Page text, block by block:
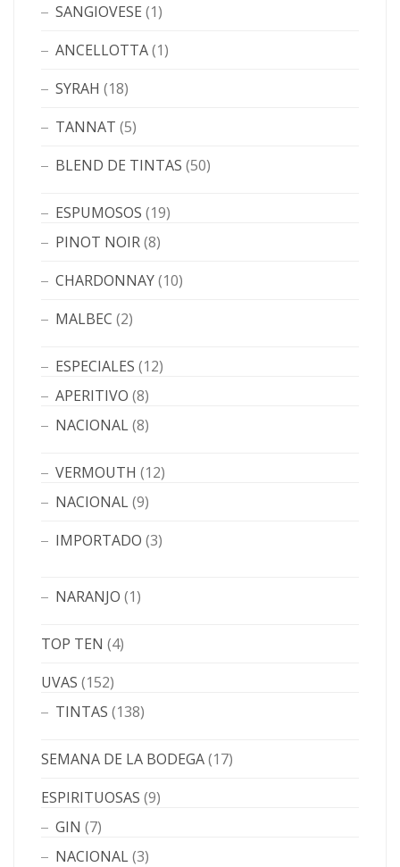
SANGIOVESE (1)
ANCELLOTTA(1)
SYRAH (18)
TANNAT (5)
BLEND DE TINTAS (50)
ESPUMOSOS (19)
PINOT NOIR(8)
CHARDONNAY(10)
MALBEC (2)
ESPECIALES (12)
APERITIVO (8)
NACIONAL(8)
VERMOUTH (12)
NACIONAL(9)
IMPORTADO (3)
NARANJO (1)
TOP TEN (4)
UVAS (152)
TINTAS (138)
SEMANA DE LA BODEGA(17)
ESPIRITUOSAS (9)
GIN (7)
NACIONAL(3)